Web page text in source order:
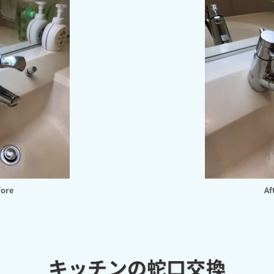
キッチンの蛇口交換